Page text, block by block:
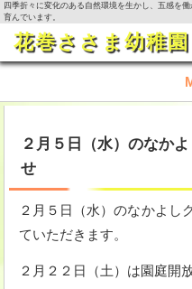
四季折々に変化のある自然環境を生かし、五感を
育んでいます。
花巻ささま幼稚園
園の概要
園の生活
２月５日（水）のなか
せ
２月５日（水）のなかよし
ていただきます。
２月２２日（土）は園庭開